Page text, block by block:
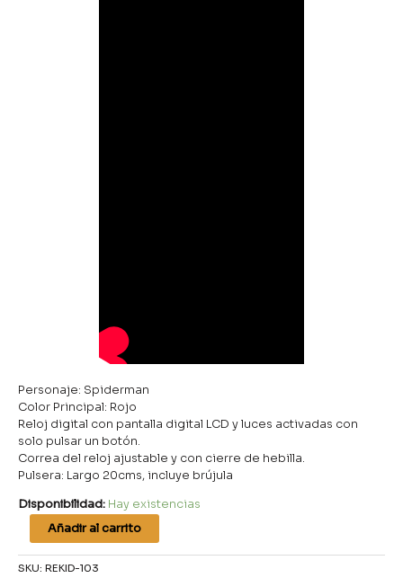
Personaje: Spiderman
Color Principal: Rojo
Reloj digital con pantalla digital LCD y luces activadas con
solo pulsar un botón.
Correa del reloj ajustable y con cierre de hebilla.
Pulsera: Largo 20cms, incluye brújula
Disponibilidad: Hay existencias
Añadir al carrito
SKU: REKID-103